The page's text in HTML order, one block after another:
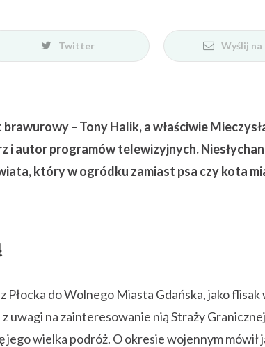
Twitter Wyślij na
– Tony Halik, a właściwie
i autor programów telewizyjnych.
który w ogródku zamiast psa czy kota
Płocka do Wolnego Miasta Gdańska, jako
uwagi na zainteresowanie nią Straży
jego wielka podróż. O okresie wojennym mówił